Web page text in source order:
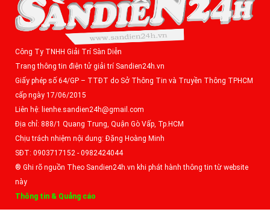
Công Ty TNHH Giải Trí Sàn Diễn
Trang thông tin điện tử giải trí Sandien24h.vn
Giấy phép số 64/GP – TTĐT do Sở Thông Tin và Truyền Thông TPHCM
cấp ngày 17/06/2015
Liên hệ: lienhe.sandien24h@gmail.com
Địa chỉ: 888/1 Quang Trung, Quận Gò Vấp, Tp.HCM
Chịu trách nhiệm nội dung: Đặng Hoàng Minh
SĐT: 0903717152 - 0982424044
® Ghi rõ nguồn Theo Sandien24h.vn khi phát hành thông tin từ website
này
Thông tin & Quảng cáo